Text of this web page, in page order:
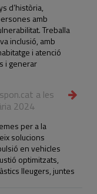
d’història,
amb
Treballa
inclusió, amb
i atenció
i generar
a les
2024
per a la
solucions
en vehicles
optimitzats,
lleugers, juntes